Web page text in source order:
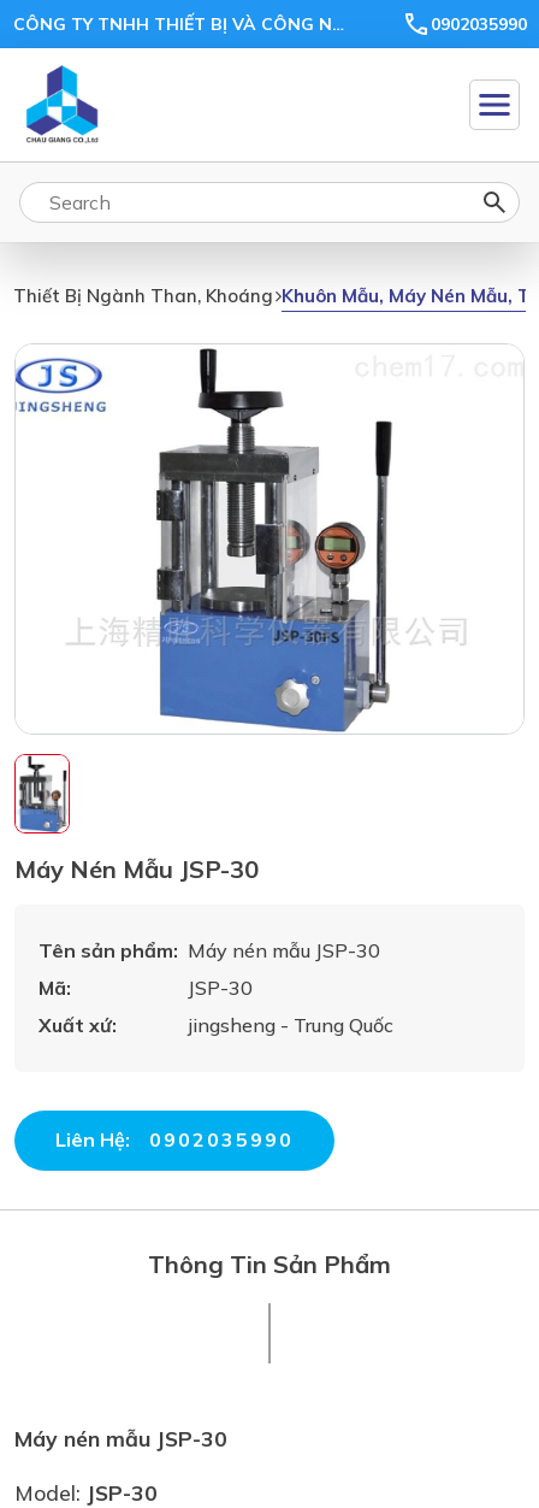
CÔNG TY TNHH THIẾT BỊ VÀ CÔNG NGHỆ CHÂU GIANG 0902035990
Thiết Bị Ngành Than, Khoáng Sản, Ceramic, Xi Măng
Khuôn Mẫu, Máy Nén Mẫu,
Máy Nén Mẫu JSP-30
Tên sản phẩm: Máy nén mẫu JSP-30
Mã:
JSP-30
Xuất xứ:
jingsheng - Trung Quốc
Liên Hệ: 0902035990
Thông Tin Sản Phẩm
Máy nén mẫu JSP-30
Model: JSP-30